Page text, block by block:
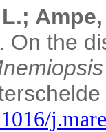
On the